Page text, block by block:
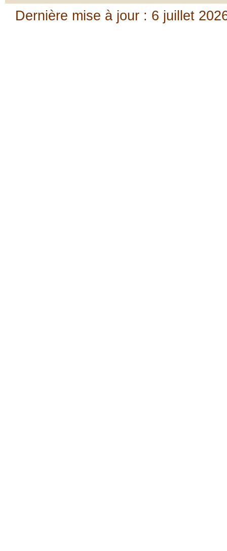
Dernière mise à jour : 6 juillet